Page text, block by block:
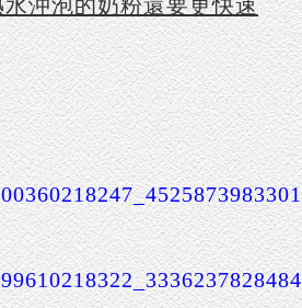
沖泡的奶粉還要更快速